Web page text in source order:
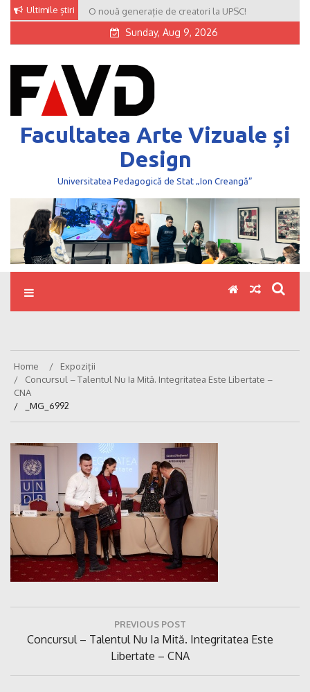
Skip
content
Ultimile știri O nouă generație de creatori la UPSC!
Sunday, Aug 9, 2026
Facultatea Arte Vizuale și
Design
Universitatea Pedagogică de Stat „Ion Creangă”
Home
Expoziții
Concursul – Talentul Nu Ia Mită. Integritatea Este Libertate –
CNA
_MG_6992
articole
PREVIOUS POST
Previous
Concursul – Talentul Nu Ia Mită. Integritatea Este
Libertate – CNA